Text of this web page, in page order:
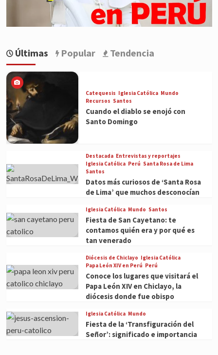
Últimas Popular Tendencia
Catequesis Iglesia Católica Mundo
Recursos Santos
Cuando el diablo se enojó con
Santo Domingo
Destacada Entrevistas y reportajes
Iglesia Católica Perú Santa Rosa de Lima
Santos
Datos más curiosos de ‘Santa Rosa
de Lima’ que muchos desconocían
Iglesia Católica Mundo Santos
Fiesta de San Cayetano: te
contamos quién era y por qué es
tan venerado
Diócesis de Chiclayo Iglesia Católica
Papa León XIV en Perú Perú
Conoce los lugares que visitará el
Papa León XIV en Chiclayo, la
diócesis donde fue obispo
Iglesia Católica Mundo
Fiesta de la ‘Transfiguración del
Señor’: significado e importancia